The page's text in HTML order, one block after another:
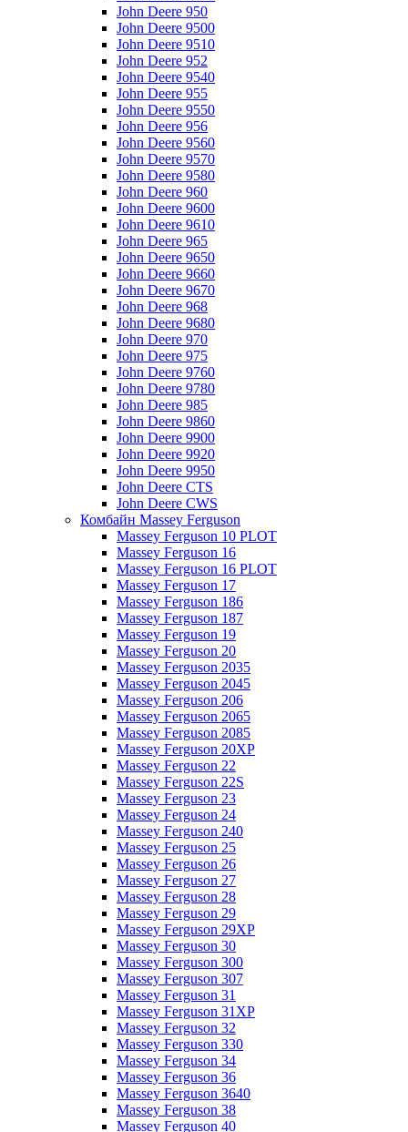
John Deere 950
John Deere 9500
John Deere 9510
John Deere 952
John Deere 9540
John Deere 955
John Deere 9550
John Deere 956
John Deere 9560
John Deere 9570
John Deere 9580
John Deere 960
John Deere 9600
John Deere 9610
John Deere 965
John Deere 9650
John Deere 9660
John Deere 9670
John Deere 968
John Deere 9680
John Deere 970
John Deere 975
John Deere 9760
John Deere 9780
John Deere 985
John Deere 9860
John Deere 9900
John Deere 9920
John Deere 9950
John Deere CTS
John Deere CWS
Комбайн Massey Ferguson
Massey Ferguson 10 PLOT
Massey Ferguson 16
Massey Ferguson 16 PLOT
Massey Ferguson 17
Massey Ferguson 186
Massey Ferguson 187
Massey Ferguson 19
Massey Ferguson 20
Massey Ferguson 2035
Massey Ferguson 2045
Massey Ferguson 206
Massey Ferguson 2065
Massey Ferguson 2085
Massey Ferguson 20XP
Massey Ferguson 22
Massey Ferguson 22S
Massey Ferguson 23
Massey Ferguson 24
Massey Ferguson 240
Massey Ferguson 25
Massey Ferguson 26
Massey Ferguson 27
Massey Ferguson 28
Massey Ferguson 29
Massey Ferguson 29XP
Massey Ferguson 30
Massey Ferguson 300
Massey Ferguson 307
Massey Ferguson 31
Massey Ferguson 31XP
Massey Ferguson 32
Massey Ferguson 330
Massey Ferguson 34
Massey Ferguson 36
Massey Ferguson 3640
Massey Ferguson 38
Massey Ferguson 40